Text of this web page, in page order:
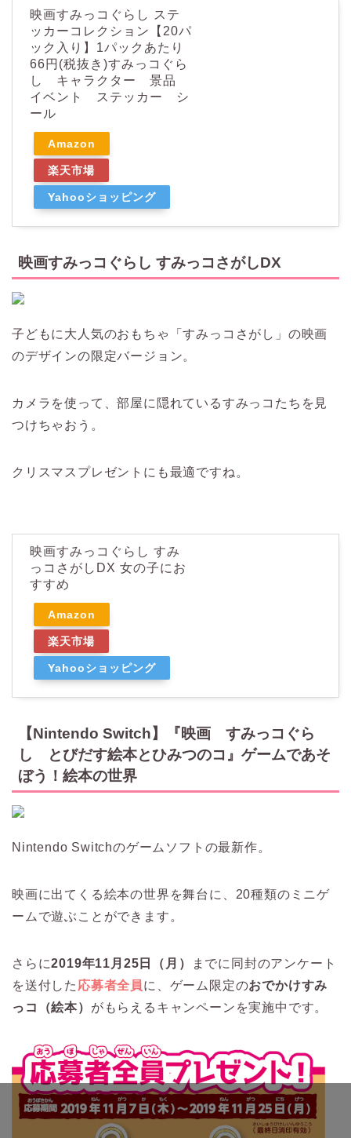
映画すみっコぐらし ステ
ッカーコレクション【20パ
ック入り】1パックあたり
66円(税抜き)すみっコぐら
し キャラクター 景品
イベント ステッカー シ
ール
Amazon
楽天市場
Yahooショッピング
映画すみっコぐらし すみっコさがしDX
子どもに大人気のおもちゃ「すみっコさがし」の映画
のデザインの限定バージョン。
カメラを使って、部屋に隠れているすみっコたちを見
つけちゃおう。
クリスマスプレゼントにも最適ですね。
映画すみっコぐらし すみ
っコさがしDX 女の子にお
すすめ
Amazon
楽天市場
Yahooショッピング
【Nintendo Switch】『映画 すみっコぐら
し とびだす絵本とひみつのコ』ゲームであそ
ぼう！絵本の世界
Nintendo Switchのゲームソフトの最新作。
映画に出てくる絵本の世界を舞台に、20種類のミニゲ
ームで遊ぶことができます。
さらに2019年11月25日（月）
までに同封のアンケート
を送付した 応募者全員に、ゲーム限定のおでかけすみ
っコ（絵本） がもらえるキャンペーンを実施中です。